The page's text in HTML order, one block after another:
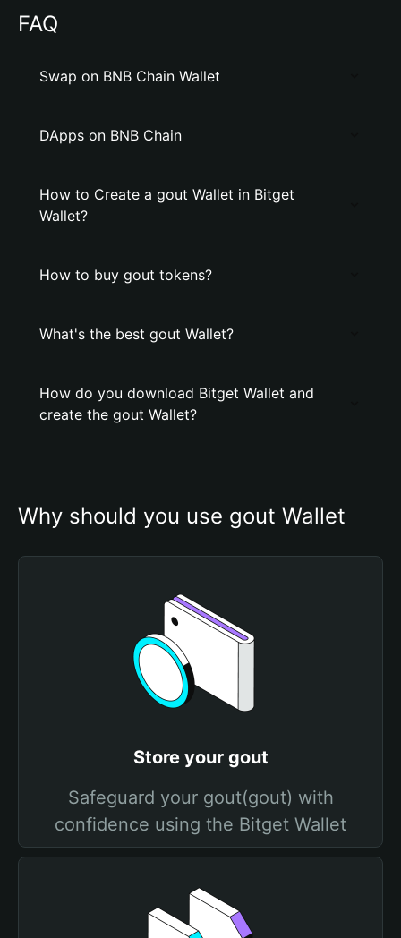
FAQ
Swap on BNB Chain Wallet
DApps on BNB Chain
How to Create a gout Wallet in Bitget
Wallet?
How to buy gout tokens?
What's the best gout Wallet?
How do you download Bitget Wallet and
create the gout Wallet?
Why should you use gout Wallet
Store your gout
Safeguard your gout(gout) with
confidence using the Bitget Wallet